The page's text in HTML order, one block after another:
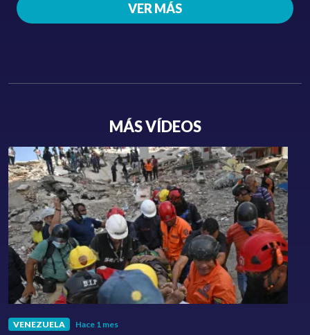
VER MÁS
MÁS VÍDEOS
VENEZUELA Hace 1 mes